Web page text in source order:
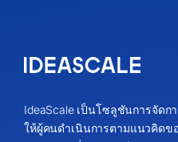
IdeaScale เป็นโซลูชันการจัดก
ให้ผู้คนดำเนินการตามแนวคิด